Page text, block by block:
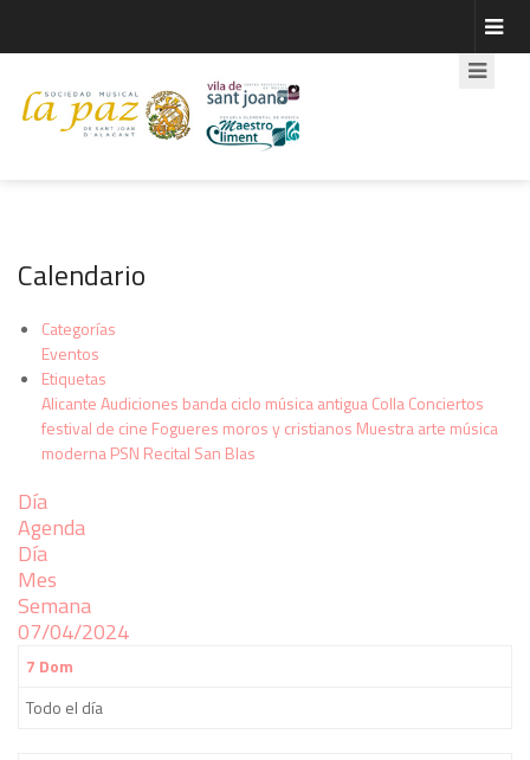
Calendario
Categorías
Eventos
Etiquetas
AlicanteAudiciones bandaciclo música antiguaCollaConciertos
festival de cine Fogueres moros y cristianos Muestra arte música
modernaPSN Recital San Blas
Día
Agenda
Día
Mes
Semana
07/04/2024
7 Dom
Todo el día